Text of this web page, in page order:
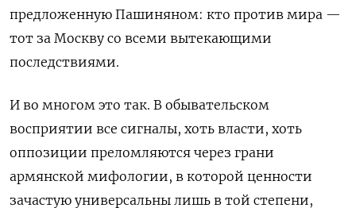
предложенную Пашиняном: кто против мира —
тот за Москву со всеми вытекающими
последствиями.
И во многом это так. В обывательском
восприятии все сигналы, хоть власти, хоть
оппозиции преломляются через грани
армянской мифологии, в которой ценности
зачастую универсальны лишь в той степени,